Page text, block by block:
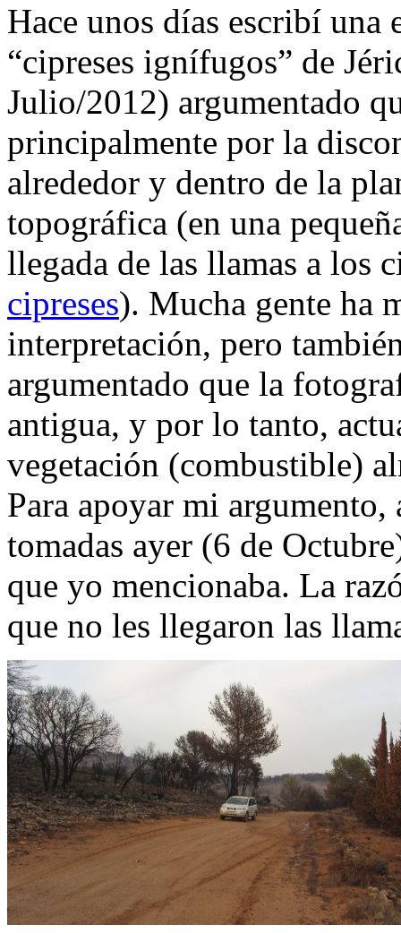
Hace unos días escribí una
“cipreses ignífugos” de
Julio/2012) argumentado
principalmente por la
alrededor y dentro de la
topográfica (en una
llegada de las llamas a los
cipreses). Mucha gente ha
interpretación, pero
argumentado que la
antigua, y por lo tanto,
vegetación (combustible)
Para apoyar mi
tomadas ayer (6 de
que yo mencionaba. La
que no les llegaron las